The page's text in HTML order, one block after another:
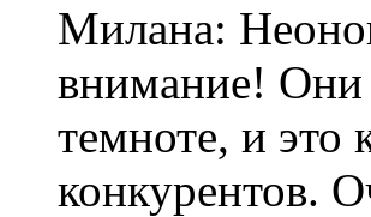
Милана:
внимание! Они
темноте, и это
конкурентов.